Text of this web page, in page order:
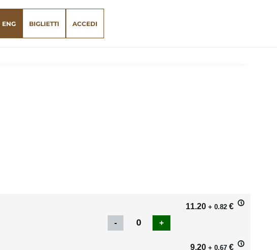
ENG BIGLIETTI ACCEDI
11.20 + 0.82 €
9.20 + 0.67 €